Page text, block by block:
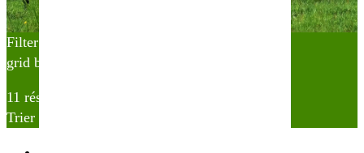
Filter
grid button
11 résultats affichés
Trier par